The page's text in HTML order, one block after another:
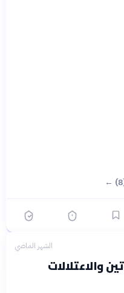
الشهر الماضي
والاعتلالات